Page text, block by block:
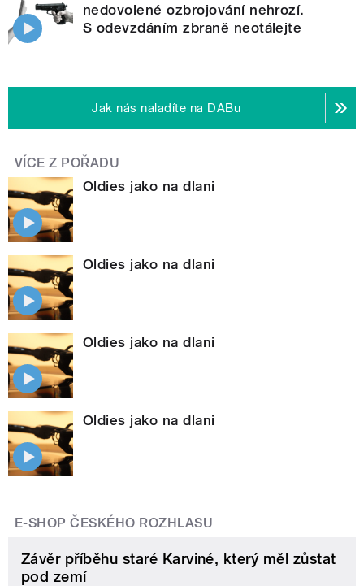
nedovolené ozbrojování nehrozí.
S odevzdáním zbraně neotálejte
Jak nás naladíte na DABu
VÍCE Z POŘADU
Oldies jako na dlani
Oldies jako na dlani
Oldies jako na dlani
Oldies jako na dlani
E-SHOP ČESKÉHO ROZHLASU
Závěr příběhu staré Karviné, který měl zůstat
pod zemí